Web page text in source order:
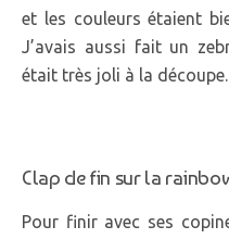
et les couleurs étaient
J’avais aussi fait un
était très joli à la découpe.
Clap de fin sur la
Pour finir avec ses